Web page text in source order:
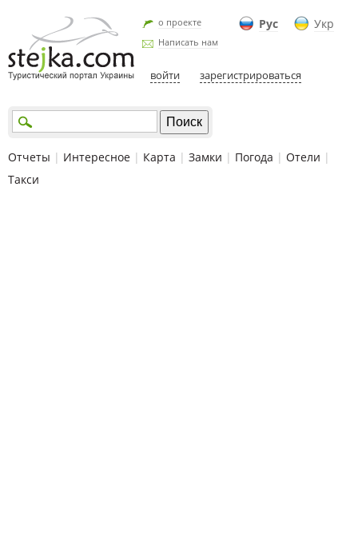
Рус Укр
о проекте
Написать нам
войти зарегистрироваться
Отчеты | Интересное | Карта | Замки | Погода | Отели |
Такси